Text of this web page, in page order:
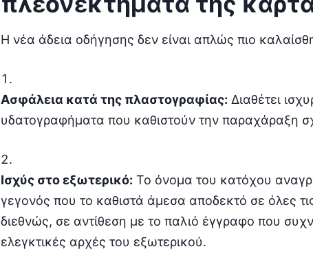
Η νέα άδεια οδήγησης δεν είναι απλώς πιο
Ασφάλεια κατά της πλαστογραφίας: Διαθέτει
υδατογραφήματα που καθιστούν την παραχάραξη
Ισχύς στο εξωτερικό: Το όνομα του κατόχου
γεγονός που το καθιστά άμεσα αποδεκτό σε όλες
διεθνώς, σε αντίθεση με το παλιό έγγραφο που
ελεγκτικές αρχές του εξωτερικού.